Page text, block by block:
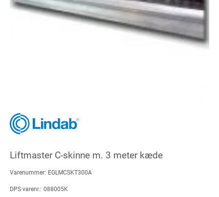
Liftmaster C-skinne m. 3 meter kæde
Varenummer: EGLMCSKT300A
DPS varenr.: 088005K